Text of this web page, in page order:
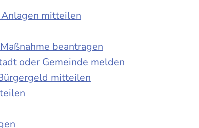
mitteilen
beantragen
oder Gemeinde melden
mitteilen